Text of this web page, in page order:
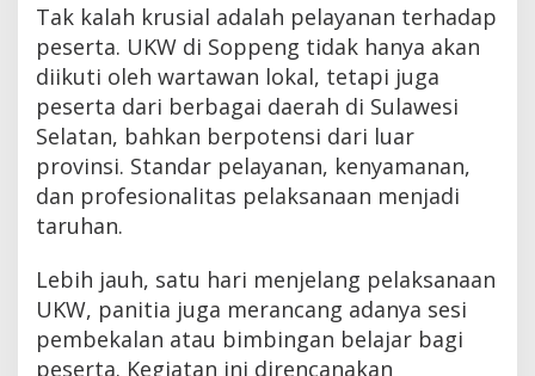
Tak kalah krusial adalah pelayanan terhadap
peserta. UKW di Soppeng tidak hanya akan
diikuti oleh wartawan lokal, tetapi juga
peserta dari berbagai daerah di Sulawesi
Selatan, bahkan berpotensi dari luar
provinsi. Standar pelayanan, kenyamanan,
dan profesionalitas pelaksanaan menjadi
taruhan.
Lebih jauh, satu hari menjelang pelaksanaan
UKW, panitia juga merancang adanya sesi
pembekalan atau bimbingan belajar bagi
peserta. Kegiatan ini direncanakan